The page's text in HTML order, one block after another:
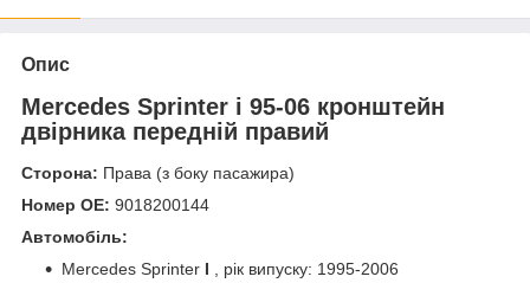
Опис
Mercedes Sprinter і 95-06 кронштейн
двірника передній правий
Сторона: Права (з боку пасажира)
Номер OE: 9018200144
Автомобіль:
Mercedes Sprinter I , рік випуску: 1995-2006